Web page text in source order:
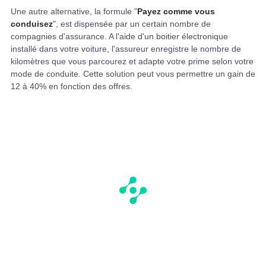
Une autre alternative, la formule "Payez comme vous
conduisez", est dispensée par un certain nombre de
compagnies d'assurance. A l'aide d'un boitier électronique
installé dans votre voiture, l'assureur enregistre le nombre de
kilomètres que vous parcourez et adapte votre prime selon votre
mode de conduite. Cette solution peut vous permettre un gain de
12 à 40% en fonction des offres.